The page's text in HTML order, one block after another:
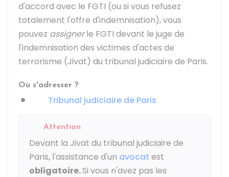
d'accord avec le FGTI (ou si vous refusez
totalement l'offre d'indemnisation), vous
pouvez assignerle FGTI devant le juge de
l'indemnisation des victimes d'actes de
terrorisme (Jivat) du tribunal judiciaire de Paris.
Où s'adresser ?
Tribunal judiciaire de Paris
Attention
Devant la Jivat du tribunal judiciaire de
Paris, l'assistance d'un avocat est
obligatoire.Si vous n'avez pas les